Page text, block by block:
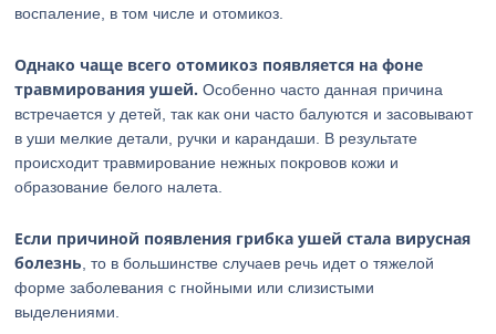
воспаление, в том числе и отомикоз.
Однако чаще всего отомикоз появляется на фоне
травмирования ушей. Особенно часто данная причина
встречается у детей, так как они часто балуются и засовывают
в уши мелкие детали, ручки и карандаши. В результате
происходит травмирование нежных покровов кожи и
образование белого налета.
Если причиной появления грибка ушей стала вирусная
болезнь , то в большинстве случаев речь идет о тяжелой
форме заболевания с гнойными или слизистыми
выделениями.